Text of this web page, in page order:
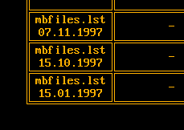
mbfiles.lst
07.11.1997
-
mbfiles.lst
15.10.1997
-
mbfiles.lst
15.01.1997
-